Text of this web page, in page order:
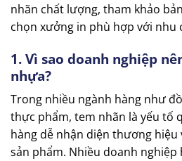
nhãn chất lượng, tham khảo
chọn xưởng in phù hợp với nhu
1. Vì sao doanh nghiệp
nhựa?
Trong nhiều ngành hàng như
thực phẩm, tem nhãn là yếu tố
hàng dễ nhận diện thương
sản phẩm. Nhiều doanh